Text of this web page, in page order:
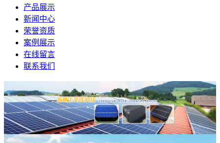
产品展示
新闻中心
荣誉资质
案例展示
在线留言
联系我们